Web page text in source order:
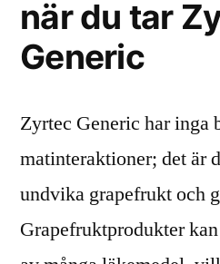
när du tar
Generic
Zyrtec Generic har inga
matinteraktioner; det är
undvika grapefrukt och
Grapefruktprodukter